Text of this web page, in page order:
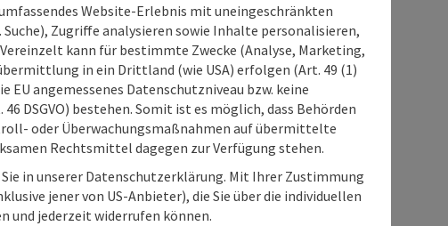
Website-Erlebnis mit uneingeschränkten
Zugriffe analysieren sowie Inhalte personalisieren,
kann für bestimmte Zwecke (Analyse, Marketing,
in ein Drittland (wie USA) erfolgen (Art. 49 (1)
EU angemessenes Datenschutzniveau bzw. keine
DSGVO) bestehen. Somit ist es möglich, dass Behörden
oder Überwachungsmaßnahmen auf übermittelte
Rechtsmittel dagegen zur Verfügung stehen.
in unserer Datenschutzerklärung. Mit Ihrer Zustimmung
jener von US-Anbieter), die Sie über die individuellen
und jederzeit widerrufen können.